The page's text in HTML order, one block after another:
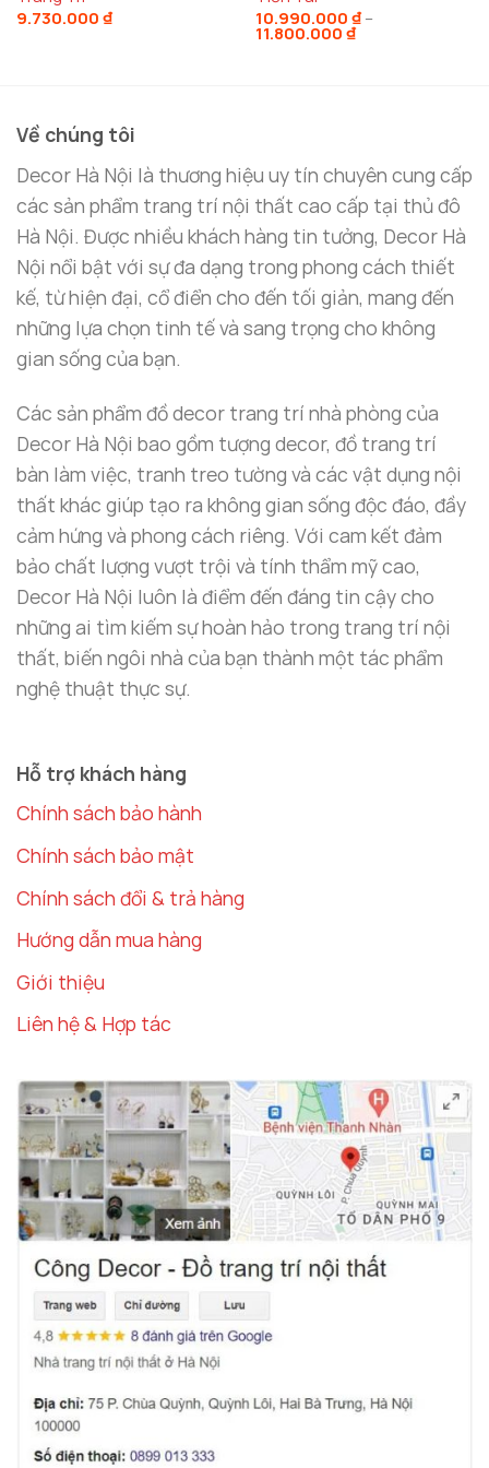
hiện diện của tượng giúp gia chủ xua đuổi những
Tăng cường sự hòa thuận trong gia đình:
Tượng giúp gia đình sống hòa thuận, yêu thương
và gắn kết với nhau, tạo ra một tổ ấm hạnh phúc
và bền vững.
Đặc Điểm Nổi Bật Của Tượng Phật A Di Đà
Decor CD1149 Tại Decor Hà Nội
Chất Liệu Cao Cấp và Thiết Kế Tinh Xảo
từchất liệu đồng cao cấp, mang lại độ bền lâu dài
và vẻ đẹp sang trọng. Đồng là chất liệu phong thủy
mạnh mẽ, giúp tượng phát huy tác dụng trong việc
thu hút tài lộc và bảo vệ gia đình khỏi năng lượng
tiêu cực. Mỗi chi tiết củatượng Phật decor đẹp
này đều được chế tác tỉ mỉ, từ khuôn mặt hiền từ
của Phật A Di Đà đến các chi tiết như hoa sen, tạo
nên một tác phẩm nghệ thuật hoàn hảo về thẩm
mỹ và phong thủy.
theo thời gian.
Thiết kế tinh xảo:
cẩn thận, từ khuôn mặt hiền từ của Phật A Di Đà
cho đến các chi tiết nhỏ như hoa sen, trang
phục của Phật.
Tượng Phật A Di Đà decor màu đỏ
9.730.000 ₫
10.990.000 ₫ –
11.800.000 ₫Khoảng
Về chúng tôi
Decor Hà Nội là thương hiệu uy tín chuyên cung cấp
các sản phẩm trang trí nội thất cao cấp tại thủ đô
Hà Nội. Được nhiều khách hàng tin tưởng, Decor Hà
Nội nổi bật với sự đa dạng trong phong cách thiết
kế, từ hiện đại, cổ điển cho đến tối giản, mang đến
những lựa chọn tinh tế và sang trọng cho không
gian sống của bạn.
Các sản phẩm đồ decor trang trí nhà phòng của
Decor Hà Nội bao gồm tượng decor, đồ trang trí
bàn làm việc, tranh treo tường và các vật dụng nội
thất khác giúp tạo ra không gian sống độc đáo, đầy
cảm hứng và phong cách riêng. Với cam kết đảm
bảo chất lượng vượt trội và tính thẩm mỹ cao,
Decor Hà Nội luôn là điểm đến đáng tin cậy cho
những ai tìm kiếm sự hoàn hảo trong trang trí nội
thất, biến ngôi nhà của bạn thành một tác phẩm
nghệ thuật thực sự.
Hỗ trợ khách hàng
Chính sách bảo hành
Chính sách bảo mật
Chính sách đổi & trả hàng
Hướng dẫn mua hàng
Giới thiệu
Liên hệ & Hợp tác